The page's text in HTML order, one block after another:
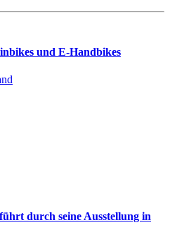
und E-Handbikes
durch seine Ausstellung in